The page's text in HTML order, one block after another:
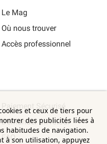
et ceux de tiers pour
des publicités liées à
habitudes de navigation.
à son utilisation, appuyez
Le Mag
Où nous trouver
Accès professionnel
Paiement Sécurisé
Demander un retour
FAQ